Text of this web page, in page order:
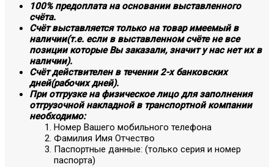
100% предоплата на основании выставленного
счёта.
Счёт выставляется только на товар имеемый в
наличии(т.е. если в выставленном счёте не все
позиции которые Вы заказали, значит у нас нет их в
наличии).
Счёт действителен в течении 2-х банковских
дней(рабочих дней).
При отгрузке на физическое лицо для заполнения
отгрузочной накладной в транспортной компании
необходимо:
Номер Вашего мобильного телефона
Фамилия Имя Отчество
Паспортные данные: (только серия и номер
паспорта)